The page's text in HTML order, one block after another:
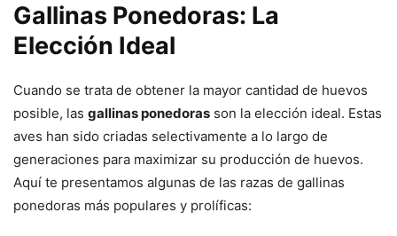
Gallinas Ponedoras: La
Elección Ideal
Cuando se trata de obtener la mayor cantidad de huevos
posible, las gallinas ponedoras son la elección ideal. Estas
aves han sido criadas selectivamente a lo largo de
generaciones para maximizar su producción de huevos.
Aquí te presentamos algunas de las razas de gallinas
ponedoras más populares y prolíficas: